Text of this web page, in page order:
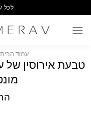
to
content
לכל
עמוד הבית
טבעת אירוסין של